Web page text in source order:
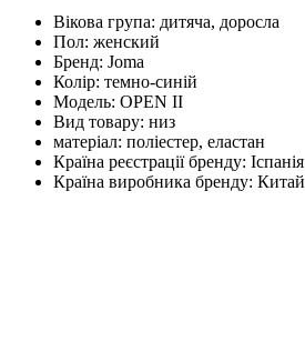
Вікова група: дитяча, доросла
Пол: женский
Бренд: Joma
Колір: темно-синій
Модель: OPEN II
Вид товару: низ
матеріал: поліестер, еластан
Країна реєстрації бренду: Іспанія
Країна виробника бренду: Китай